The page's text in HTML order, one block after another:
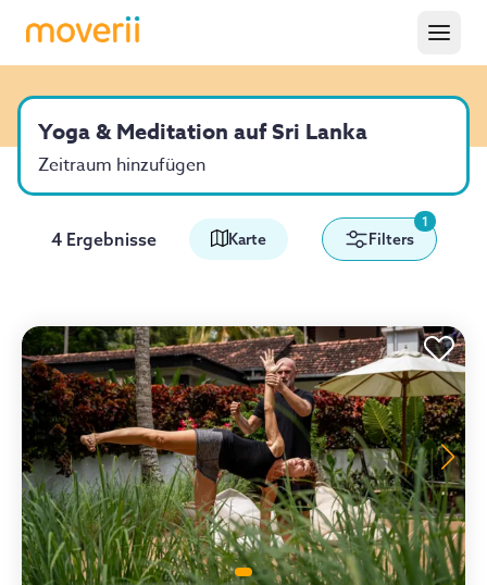
Yoga & Meditation auf Sri Lanka
Zeitraum hinzufügen
4 Ergebnisse Karte
1
Filters